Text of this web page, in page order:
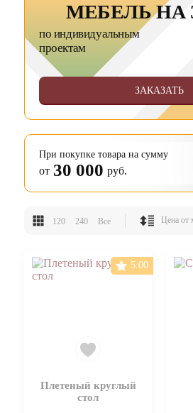
МЕБЕЛЬ НА
по индивидуальным
проектам
ЗАКАЗАТЬ
При покупке товара на сумму
от 30 000 руб.
120 240 Все
Плетеный круглый
стол
5.00